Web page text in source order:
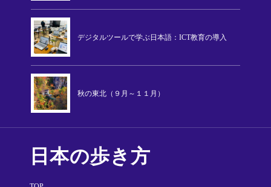
デジタルツールで学ぶ日本語：ICT教育の導入
秋の東北（９月～１１月）
日本の歩き方